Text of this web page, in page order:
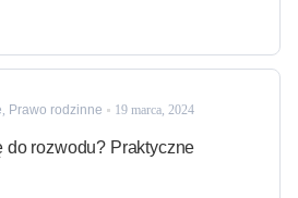
, Prawo rodzinne 19 marca, 2024
do rozwodu? Praktyczne